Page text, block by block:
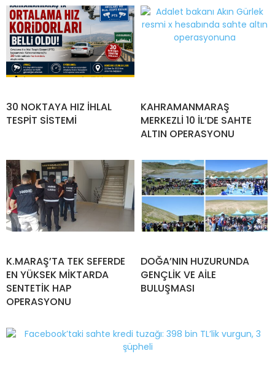
30 NOKTAYA HIZ İHLAL
TESPİT SİSTEMİ
KAHRAMANMARAŞ
MERKEZLİ 10 İL’DE SAHTE
ALTIN OPERASYONU
K.MARAŞ’TA TEK SEFERDE
EN YÜKSEK MİKTARDA
SENTETİK HAP
OPERASYONU
DOĞA’NIN HUZURUNDA
GENÇLİK VE AİLE
BULUŞMASI